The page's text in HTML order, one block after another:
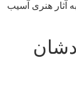
آثار هنری آسیب